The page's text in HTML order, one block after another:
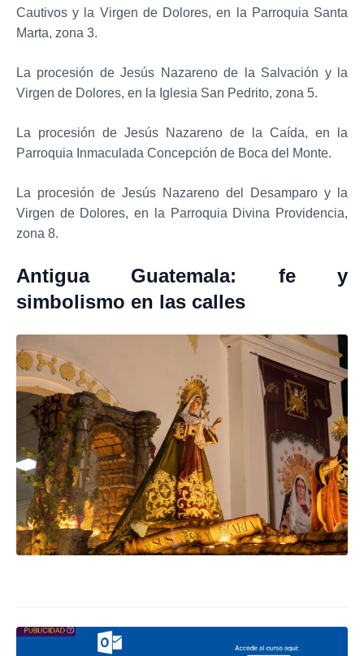
Cautivos y la Virgen de Dolores, en la Parroquia Santa
Marta, zona 3.
La procesión de Jesús Nazareno de la Salvación y la
Virgen de Dolores, en la Iglesia San Pedrito, zona 5.
La procesión de Jesús Nazareno de la Caída, en la
Parroquia Inmaculada Concepción de Boca del Monte.
La procesión de Jesús Nazareno del Desamparo y la
Virgen de Dolores, en la Parroquia Divina Providencia,
zona 8.
Antigua Guatemala: fe y
simbolismo en las calles